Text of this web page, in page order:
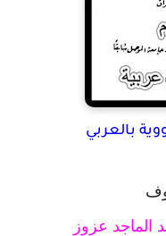
بالعربي
الماجد عزوز